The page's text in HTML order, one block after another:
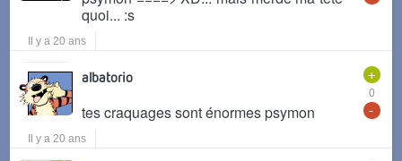
quoi... :s
Il y a 20 ans
+
0
-
albatorio
tes craquages sont énormes psymon
Il y a 20 ans